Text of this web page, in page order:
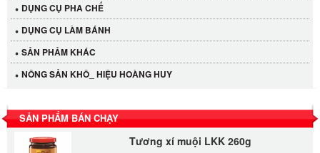
DỤNG CỤ PHA CHẾ
DỤNG CỤ LÀM BÁNH
SẢN PHẢM KHÁC
NÔNG SẢN KHÔ_ HIỆU HOÀNG HUY
SẢN PHẨM BÁN CHẠY
Cần Tây Đà Lạt
40.000 VND
LỐC 12 HỦ Tương xí muội LKK 260g
Tương xí muội LKK 260g